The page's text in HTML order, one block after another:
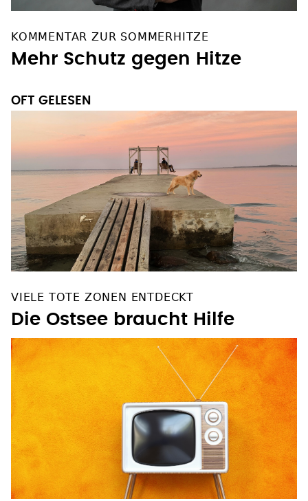
KOMMENTAR ZUR SOMMERHITZE
Mehr Schutz gegen Hitze
OFT GELESEN
VIELE TOTE ZONEN ENTDECKT
Die Ostsee braucht Hilfe